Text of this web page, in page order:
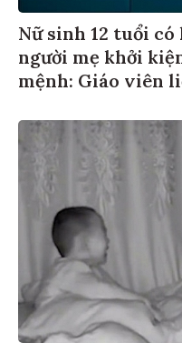
Nữ sinh 12 tuổi có
người mẹ khởi
mệnh: Giáo viên